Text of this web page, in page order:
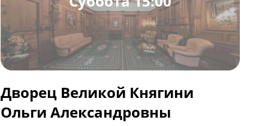
Дворец Великой Княгини
Ольги Александровны